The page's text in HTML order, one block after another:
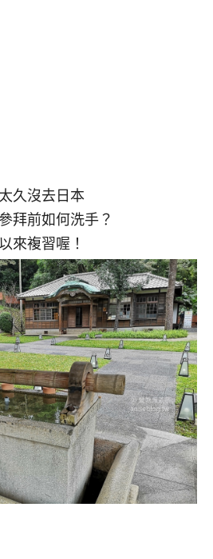
久沒去日本
拜前如何洗手？
來複習喔！